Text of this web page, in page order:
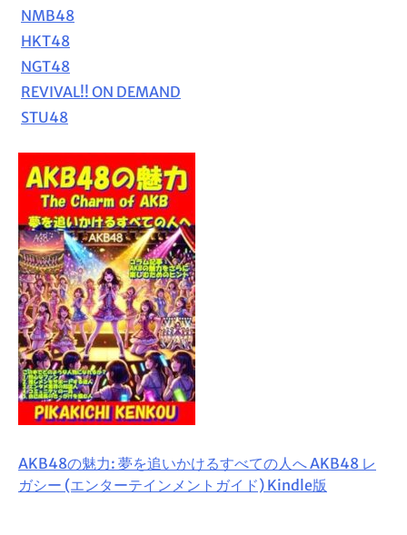
NMB48
HKT48
NGT48
REVIVAL!! ON DEMAND
STU48
AKB48の魅力: 夢を追いかけるすべての人へ AKB48 レ
ガシー (エンターテインメントガイド) Kindle版